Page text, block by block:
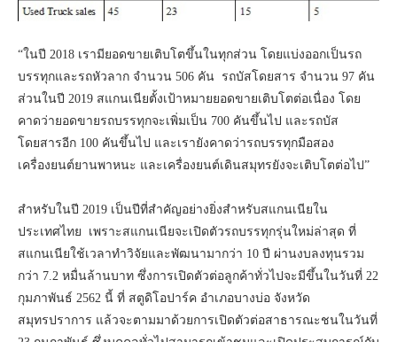
“ในปี 2018 เรามียอดขายเติบโตขึ้นในทุกส่วน โดยแบ่งออกเป็นรถ
บรรทุกและรถหัวลาก จำนวน 506 คัน รถบัสโดยสาร จำนวน 97 คัน
ส่วนในปี 2019 สแกนเนียตั้งเป้าหมายยอดขายเติบโตต่อเนื่อง โดย
คาดว่ายอดขายรถบรรทุกจะเพิ่มเป็น 700 คันขึ้นไป และรถบัส
โดยสารอีก 100 คันขึ้นไป และเรายังคาดว่ารถบรรทุกมือสอง
เครื่องยนต์ยานพาหนะ และเครื่องยนต์เดินสมุทรยังจะเติบโตต่อไป”
สำหรับในปี 2019 เป็นปีที่สำคัญอย่างยิ่งสำหรับสแกนเนียใน
ประเทศไทย เพราะสแกนเนียจะเปิดตัวรถบรรทุกรุ่นใหม่ล่าสุด ที่
สแกนเนียใช้เวลาทำวิจัยและพัฒนามากว่า 10 ปี ผ่านงบลงทุนรวม
กว่า 7.2 หมื่นล้านบาท ซึ่งการเปิดตัวต่อลูกค้าทั่วไปจะมีขึ้นในวันที่ 22
กุมภาพันธ์ 2562 นี้ ที่ สตูดิโอปาร์ค อำเภอบางบ่อ จังหวัด
สมุทรปราการ แล้วจะตามมาด้วยการเปิดตัวต่อสาธารณะชนในวันที่